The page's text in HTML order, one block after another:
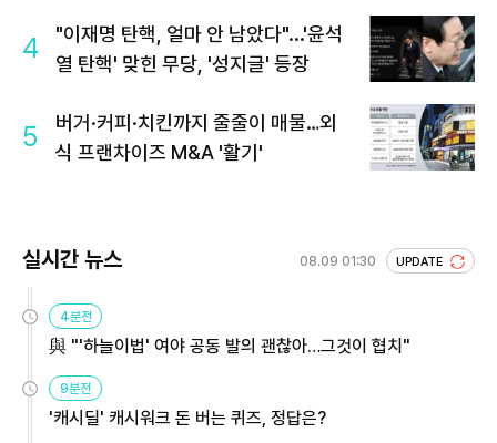
4
"이재명 탄핵, 얼마 안 남았다"...'윤석
열 탄핵' 맞힌 무당, '성지글' 등장
5
버거·커피·치킨까지 줄줄이 매물…외
식 프랜차이즈 M&A '활기'
실시간 뉴스 08.09 01:30 UPDATE
4분전
與 "'하늘이법' 여야 공동 발의 괜찮아…그것이 협치"
9분전
'캐시딜' 캐시워크 돈 버는 퀴즈, 정답은?